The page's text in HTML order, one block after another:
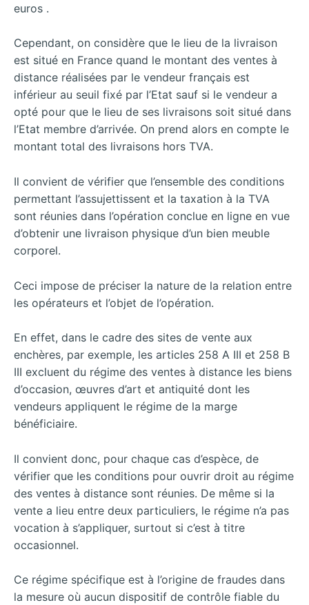
euros .
Cependant, on considère que le lieu de la livraison
est situé en France quand le montant des ventes à
distance réalisées par le vendeur français est
inférieur au seuil fixé par l’Etat sauf si le vendeur a
opté pour que le lieu de ses livraisons soit situé dans
l’Etat membre d’arrivée. On prend alors en compte le
montant total des livraisons hors TVA.
Il convient de vérifier que l’ensemble des conditions
permettant l’assujettissent et la taxation à la TVA
sont réunies dans l’opération conclue en ligne en vue
d’obtenir une livraison physique d’un bien meuble
corporel.
Ceci impose de préciser la nature de la relation entre
les opérateurs et l’objet de l’opération.
En effet, dans le cadre des sites de vente aux
enchères, par exemple, les articles 258 A III et 258 B
III excluent du régime des ventes à distance les biens
d’occasion, œuvres d’art et antiquité dont les
vendeurs appliquent le régime de la marge
bénéficiaire.
Il convient donc, pour chaque cas d’espèce, de
vérifier que les conditions pour ouvrir droit au régime
des ventes à distance sont réunies. De même si la
vente a lieu entre deux particuliers, le régime n’a pas
vocation à s’appliquer, surtout si c’est à titre
occasionnel.
Ce régime spécifique est à l’origine de fraudes dans
la mesure où aucun dispositif de contrôle fiable du